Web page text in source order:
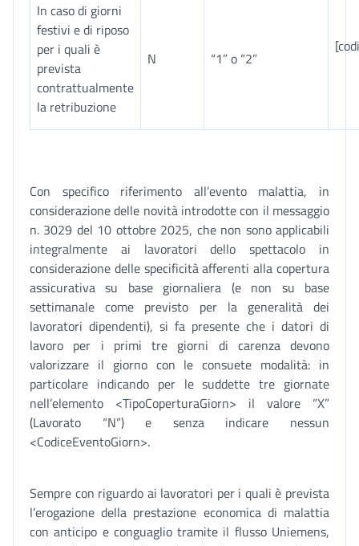
In caso di giorni
festivi e di riposo
per i quali è
prevista
contrattualmente
la retribuzione
N “1” o “2”
Con specifico riferimento all’evento malattia, in
considerazione delle novità introdotte con il messaggio
n. 3029 del 10 ottobre 2025, che non sono applicabili
integralmente ai lavoratori dello spettacolo in
considerazione delle specificità afferenti alla copertura
assicurativa su base giornaliera (e non su base
settimanale come previsto per la generalità dei
lavoratori dipendenti), si fa presente che i datori di
lavoro per i primi tre giorni di carenza devono
valorizzare il giorno con le consuete modalità: in
particolare indicando per le suddette tre giornate
nell’elemento <TipoCoperturaGiorn> il valore “X”
(Lavorato “N”) e senza indicare nessun
<CodiceEventoGiorn>.
Sempre con riguardo ai lavoratori per i quali è prevista
l’erogazione della prestazione economica di malattia
con anticipo e conguaglio tramite il flusso Uniemens,